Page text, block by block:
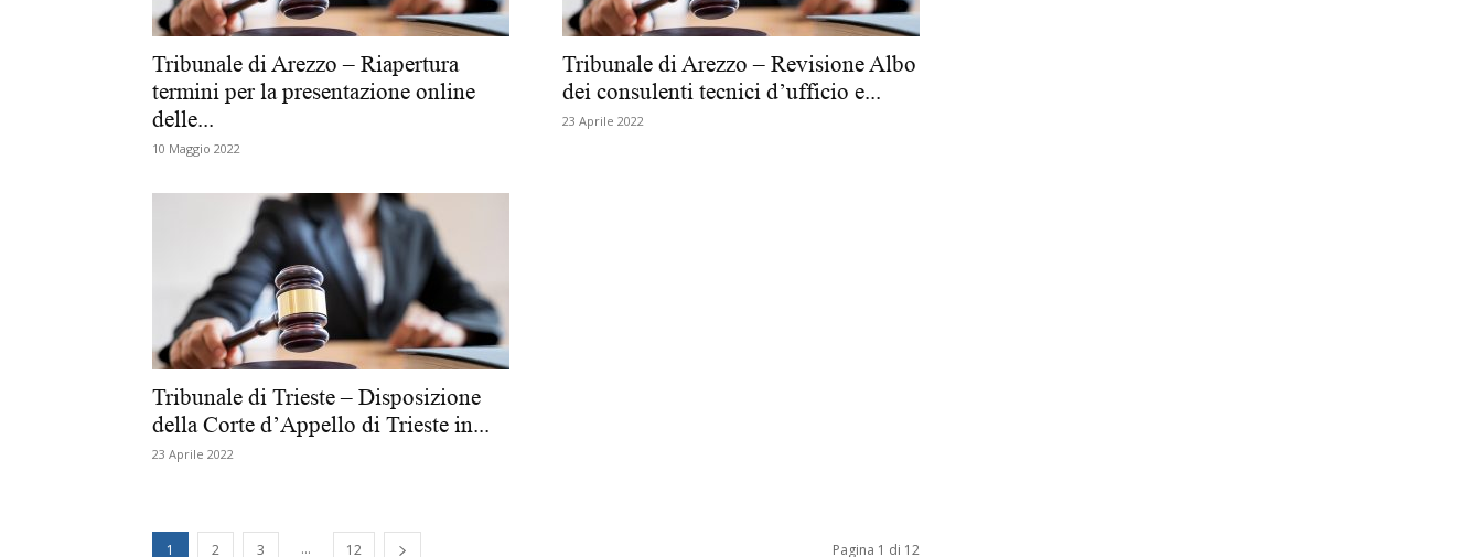
Biologi
Tribunale di Arezzo – Riapertura
termini per la presentazione online
delle...
10 Maggio 2022
Tribunale di Arezzo – Revisione Albo
dei consulenti tecnici d’ufficio e...
23 Aprile 2022
Tribunale di Trieste – Disposizione
della Corte d’Appello di Trieste in...
23 Aprile 2022
1 2 3 ... 12 Pagina 1 di 12